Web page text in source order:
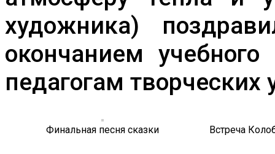
художника)
окончанием
педагогам творческих
Финальная песня сказки Встреча